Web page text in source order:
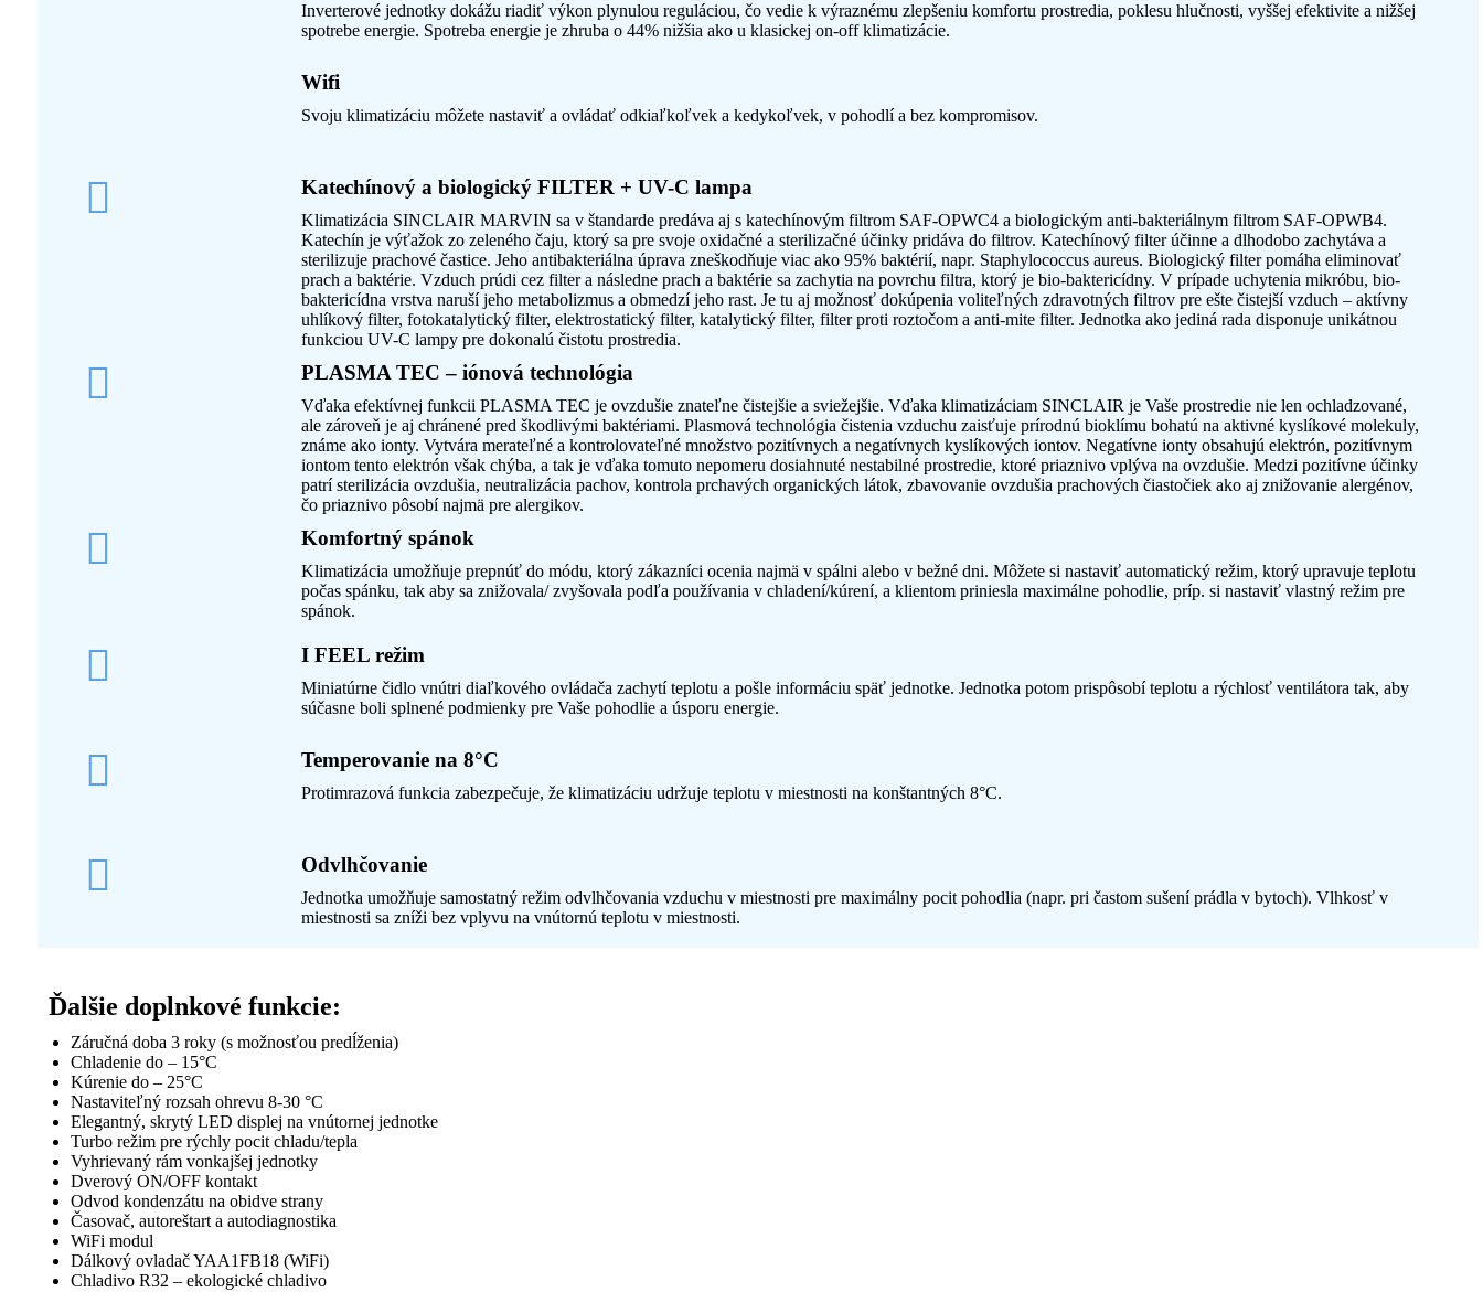
Inverterové jednotky dokážu riadiť výkon plynulou reguláciou, čo vedie k výraznému zlepšeniu komfortu prostredia, poklesu hlučnosti, vyššej efektivite a nižšej
spotrebe energie. Spotreba energie je zhruba o 44% nižšia ako u klasickej on-off klimatizácie.
Wifi
Svoju klimatizáciu môžete nastaviť a ovládať odkiaľkoľvek a kedykoľvek, v pohodlí a bez kompromisov.
Katechínový a biologický FILTER + UV-C lampa
Klimatizácia SINCLAIR MARVIN sa v štandarde predáva aj s katechínovým filtrom SAF-OPWC4 a biologickým anti-bakteriálnym filtrom SAF-OPWB4.
Katechín je výťažok zo zeleného čaju, ktorý sa pre svoje oxidačné a sterilizačné účinky pridáva do filtrov. Katechínový filter účinne a dlhodobo zachytáva a
sterilizuje prachové častice. Jeho antibakteriálna úprava zneškodňuje viac ako 95% baktérií, napr. Staphylococcus aureus. Biologický filter pomáha eliminovať
prach a baktérie. Vzduch prúdi cez filter a následne prach a baktérie sa zachytia na povrchu filtra, ktorý je bio-baktericídny. V prípade uchytenia mikróbu, bio-
baktericídna vrstva naruší jeho metabolizmus a obmedzí jeho rast. Je tu aj možnosť dokúpenia voliteľných zdravotných filtrov pre ešte čistejší vzduch – aktívny
uhlíkový filter, fotokatalytický filter, elektrostatický filter, katalytický filter, filter proti roztočom a anti-mite filter. Jednotka ako jediná rada disponuje unikátnou
funkciou UV-C lampy pre dokonalú čistotu prostredia.
PLASMA TEC – iónová technológia
Vďaka efektívnej funkcii PLASMA TEC je ovzdušie znateľne čistejšie a sviežejšie. Vďaka klimatizáciam SINCLAIR je Vaše prostredie nie len ochladzované,
ale zároveň je aj chránené pred škodlivými baktériami. Plasmová technológia čistenia vzduchu zaisťuje prírodnú bioklímu bohatú na aktivné kyslíkové molekuly,
známe ako ionty. Vytvára merateľné a kontrolovateľné množstvo pozitívnych a negatívnych kyslíkových iontov. Negatívne ionty obsahujú elektrón, pozitívnym
iontom tento elektrón však chýba, a tak je vďaka tomuto nepomeru dosiahnuté nestabilné prostredie, ktoré priaznivo vplýva na ovzdušie. Medzi pozitívne účinky
patrí sterilizácia ovzdušia, neutralizácia pachov, kontrola prchavých organických látok, zbavovanie ovzdušia prachových čiastočiek ako aj znižovanie alergénov,
čo priaznivo pôsobí najmä pre alergikov.
Komfortný spánok
Klimatizácia umožňuje prepnúť do módu, ktorý zákazníci ocenia najmä v spálni alebo v bežné dni. Môžete si nastaviť automatický režim, ktorý upravuje teplotu
počas spánku, tak aby sa znižovala/ zvyšovala podľa používania v chladení/kúrení, a klientom priniesla maximálne pohodlie, príp. si nastaviť vlastný režim pre
spánok.
I FEEL režim
Miniatúrne čidlo vnútri diaľkového ovládača zachytí teplotu a pošle informáciu späť jednotke. Jednotka potom prispôsobí teplotu a rýchlosť ventilátora tak, aby
súčasne boli splnené podmienky pre Vaše pohodlie a úsporu energie.
Temperovanie na 8°C
Protimrazová funkcia zabezpečuje, že klimatizáciu udržuje teplotu v miestnosti na konštantných 8°C.
Odvlhčovanie
Jednotka umožňuje samostatný režim odvlhčovania vzduchu v miestnosti pre maximálny pocit pohodlia (napr. pri častom sušení prádla v bytoch). Vlhkosť v
miestnosti sa zníži bez vplyvu na vnútornú teplotu v miestnosti.
Ďalšie doplnkové funkcie:
Záručná doba 3 roky (s možnosťou predĺženia)
Chladenie do – 15°C
Kúrenie do – 25°C
Nastaviteľný rozsah ohrevu 8-30 °C
Elegantný, skrytý LED displej na vnútornej jednotke
Turbo režim pre rýchly pocit chladu/tepla
Vyhrievaný rám vonkajšej jednotky
Dverový ON/OFF kontakt
Odvod kondenzátu na obidve strany
Časovač, autoreštart a autodiagnostika
WiFi modul
Dálkový ovladač YAA1FB18 (WiFi)
Chladivo R32 – ekologické chladivo